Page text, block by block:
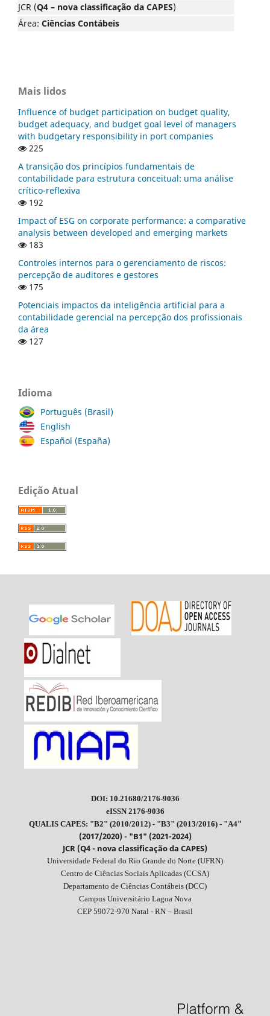
JCR (Q4 – nova classificação da CAPES)
Área: Ciências Contábeis
Mais lidos
Influence of budget participation on budget quality,
budget adequacy, and budget goal level of managers
with budgetary responsibility in port companies
225
A transição dos princípios fundamentais de
contabilidade para estrutura conceitual: uma análise
crítico-reflexiva
192
Impact of ESG on corporate performance: a comparative
analysis between developed and emerging markets
183
Controles internos para o gerenciamento de riscos:
percepção de auditores e gestores
175
Potenciais impactos da inteligência artificial para a
contabilidade gerencial na percepção dos profissionais
da área
127
Idioma
Português (Brasil)
English
Español (España)
Edição Atual
DOI: 10.21680/2176-9036
eISSN 2176-9036
QUALIS CAPES: "B2" (2010/2012) - "B3" (2013/2016) - "A4"
(2017/2020) - "B1" (2021-2024)
JCR (Q4 - nova classificação da CAPES)
Universidade Federal do Rio Grande do Norte (UFRN)
Centro de Ciências Sociais Aplicadas (CCSA)
Departamento de Ciências Contábeis (DCC)
Campus Universitário Lagoa Nova
CEP 59072-970 Natal - RN – Brasil